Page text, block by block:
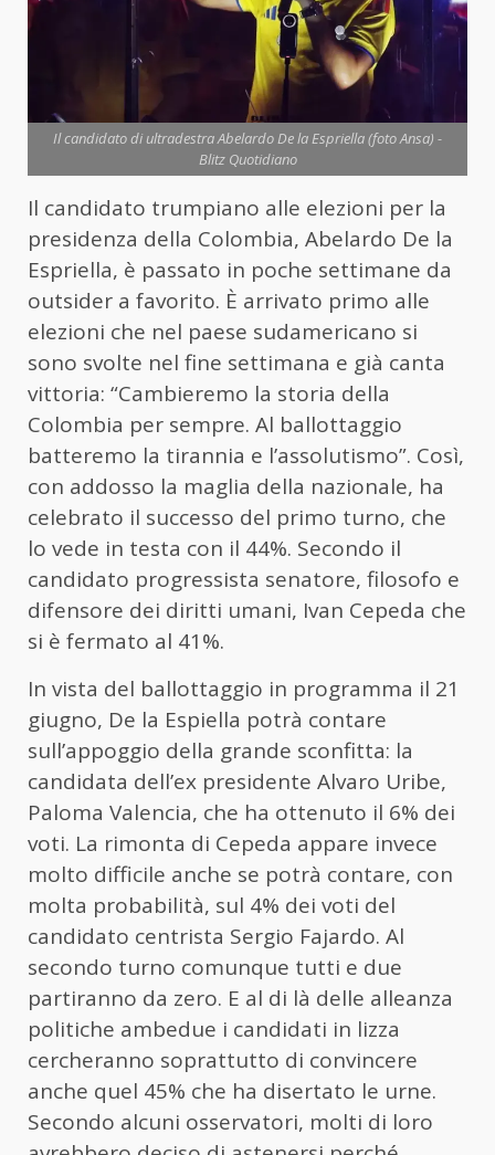
Il candidato di ultradestra Abelardo De la Espriella (foto Ansa) -
Blitz Quotidiano
Il candidato trumpiano alle elezioni per la
presidenza della Colombia, Abelardo De la
Espriella, è passato in poche settimane da
outsider a favorito. È arrivato primo alle
elezioni che nel paese sudamericano si
sono svolte nel fine settimana e già canta
vittoria: “Cambieremo la storia della
Colombia per sempre. Al ballottaggio
batteremo la tirannia e l’assolutismo”. Così,
con addosso la maglia della nazionale, ha
celebrato il successo del primo turno, che
lo vede in testa con il 44%. Secondo il
candidato progressista senatore, filosofo e
difensore dei diritti umani, Ivan Cepeda che
si è fermato al 41%.
In vista del ballottaggio in programma il 21
giugno, De la Espiella potrà contare
sull’appoggio della grande sconfitta: la
candidata dell’ex presidente Alvaro Uribe,
Paloma Valencia, che ha ottenuto il 6% dei
voti. La rimonta di Cepeda appare invece
molto difficile anche se potrà contare, con
molta probabilità, sul 4% dei voti del
candidato centrista Sergio Fajardo. Al
secondo turno comunque tutti e due
partiranno da zero. E al di là delle alleanza
politiche ambedue i candidati in lizza
cercheranno soprattutto di convincere
anche quel 45% che ha disertato le urne.
Secondo alcuni osservatori, molti di loro